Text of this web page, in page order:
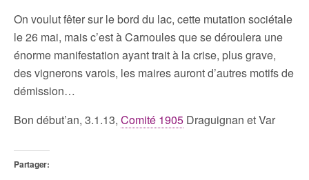
On voulut fêter sur le bord du lac, cette mutation sociétale
le 26 mai, mais c’est à Carnoules que se déroulera une
énorme manifestation ayant trait à la crise, plus grave,
des vignerons varois, les maires auront d’autres motifs de
démission…
Bon début’an, 3.1.13, Comité 1905 Draguignan et Var
Partager: